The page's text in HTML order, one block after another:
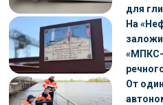
для
малой
На
«МПКС-
От